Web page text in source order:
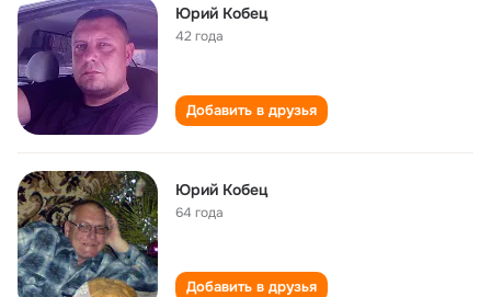
Юрий Кобец
42 года
Добавить в друзья
Юрий Кобец
64 года
Добавить в друзья